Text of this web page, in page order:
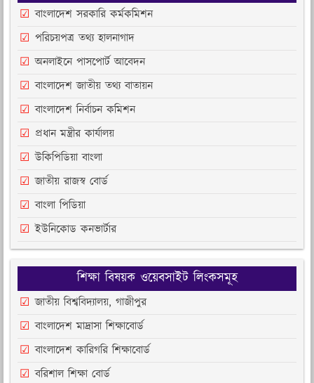
বাংলাদেশ সরকারি কর্মকমিশন
পরিচয়পত্র তথ্য হালনাগাদ
অনলাইনে পাসপোর্ট আবেদন
বাংলাদেশ জাতীয় তথ্য বাতায়ন
বাংলাদেশ নির্বাচন কমিশন
প্রধান মন্ত্রীর কার্যালয়
উকিপিডিয়া বাংলা
জাতীয় রাজস্ব বোর্ড
বাংলা পিডিয়া
ইউনিকোড কনভার্টার
শিক্ষা বিষয়ক ওয়েবসাইট লিংকসমূহ
জাতীয় বিশ্ববিদ্যালয়, গাজীপুর
বাংলাদেশ মাদ্রাসা শিক্ষাবোর্ড
বাংলাদেশ কারিগরি শিক্ষাবোর্ড
বরিশাল শিক্ষা বোর্ড